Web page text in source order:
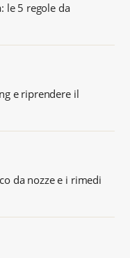
le 5 regole da
e riprendere il
da nozze e i rimedi